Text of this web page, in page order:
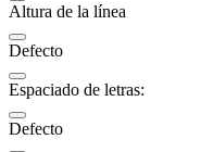
Altura de la línea
Defecto
Espaciado de letras:
Defecto